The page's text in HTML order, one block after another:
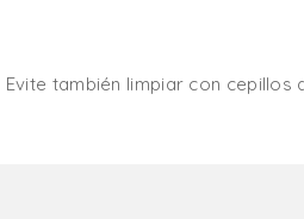
también limpiar con cepillos